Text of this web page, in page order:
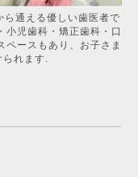
ら通える優しい歯医者で
小児歯科・矯正歯科・口
ペースもあり、お子さま
られます.